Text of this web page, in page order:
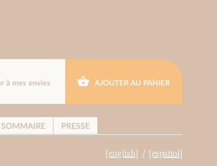
à mes envies AJOUTER AU PANIER
SOMMAIRE PRESSE
[english] [español]